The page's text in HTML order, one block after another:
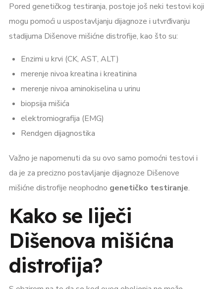
Pored genetičkog testiranja, postoje još neki testovi koji
mogu pomoći u uspostavljanju dijagnoze i utvrđivanju
stadijuma Dišenove mišićne distrofije, kao što su:
Enzimi u krvi (CK, AST, ALT)
merenje nivoa kreatina i kreatinina
merenje nivoa aminokiselina u urinu
biopsija mišića
elektromiografija (EMG)
Rendgen dijagnostika
Važno je napomenuti da su ovo samo pomoćni testovi i
da je za precizno postavljanje dijagnoze Dišenove
mišićne distrofije neophodno genetičko testiranje.
Kako se liječi
Dišenova mišićna
distrofija?